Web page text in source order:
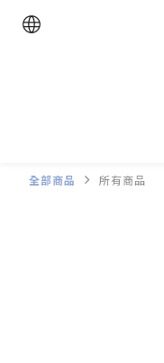
全部商品 所有商品